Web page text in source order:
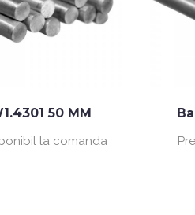
Bara
Pret cu TVA: